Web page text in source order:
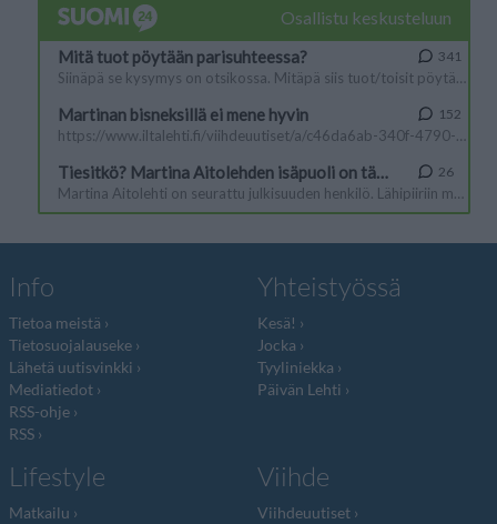
Info
Tietoa meistä
Tietosuojalauseke
Lähetä uutisvinkki
Mediatiedot
RSS-ohje
RSS
Yhteistyössä
Kesä!
Jocka
Tyyliniekka
Päivän Lehti
Lifestyle
Matkailu
Viihde
Viihdeuutiset